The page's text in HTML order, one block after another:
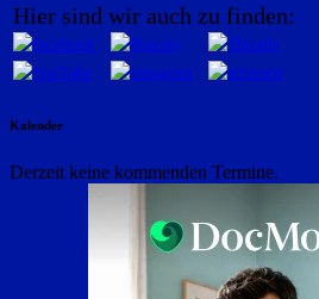
Hier sind wir auch zu finden:
Kalender
Derzeit keine kommenden Termine.